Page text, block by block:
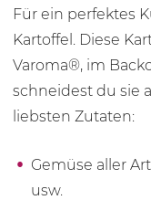
Für ein perfektes
Kartoffel. Diese
Varoma®, im
schneidest du sie
liebsten Zutaten:
Gemüse aller
usw.